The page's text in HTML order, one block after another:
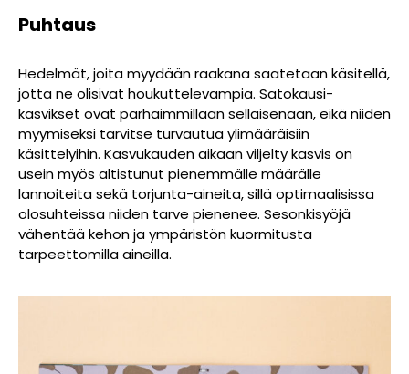
Puhtaus
Hedelmät, joita myydään raakana saatetaan käsitellä,
jotta ne olisivat houkuttelevampia. Satokausi-
kasvikset ovat parhaimmillaan sellaisenaan, eikä niiden
myymiseksi tarvitse turvautua ylimääräisiin
käsittelyihin. Kasvukauden aikaan viljelty kasvis on
usein myös altistunut pienemmälle määrälle
lannoiteita sekä torjunta-aineita, sillä optimaalisissa
olosuhteissa niiden tarve pienenee. Sesonkisyöjä
vähentää kehon ja ympäristön kuormitusta
tarpeettomilla aineilla.